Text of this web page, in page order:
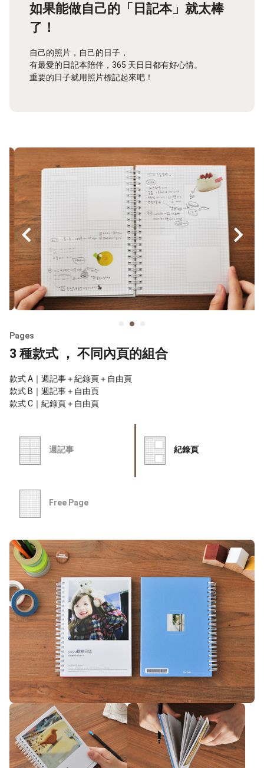
如果能做自己的「日記本」就太棒
了！
自己的照片，自己的日子，
有最愛的日記本陪伴，365 天日日都有好心情。
重要的日子就用照片標記起來吧！
Pages
3 種款式 ， 不同內頁的組合
款式 A｜週記事＋紀錄頁＋自由頁
款式 B｜週記事＋自由頁
款式 C｜紀錄頁＋自由頁
週記事 紀錄頁
Free Page